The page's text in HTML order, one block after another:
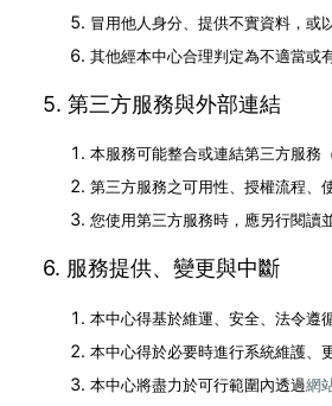
冒用他人身分、提供不實資料，或
其他經本中心合理判定為不適當或
5. 第三方服務與外部連結
本服務可能整合或連結第三方服務
第三方服務之可用性、授權流程、
您使用第三方服務時，應另行閱讀
6. 服務提供、變更與中斷
本中心得基於維運、安全、法令遵
本中心得於必要時進行系統維護、
本中心將盡力於可行範圍內透過網